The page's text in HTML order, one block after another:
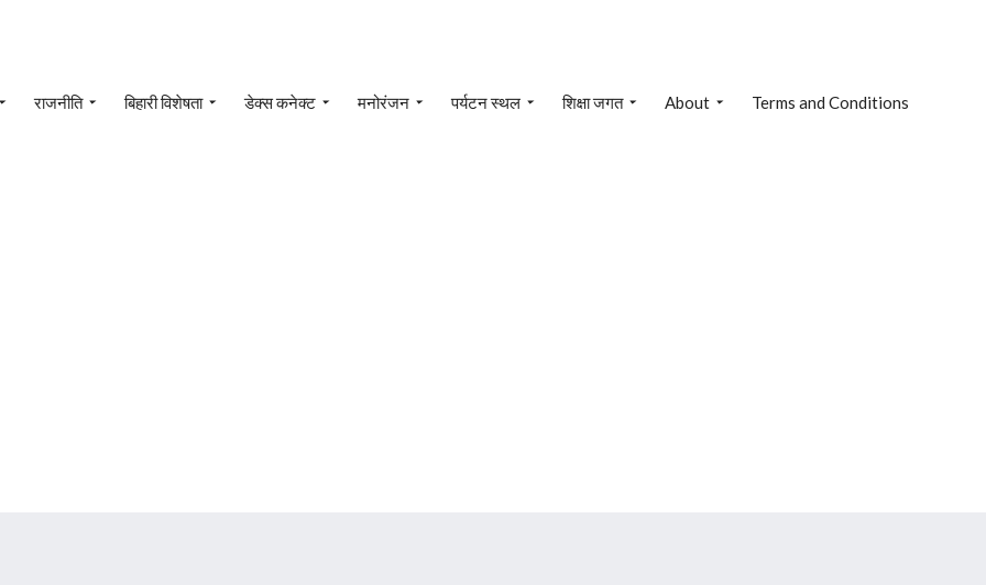
राजनीति बिहारी विशेषता डेक्स कनेक्ट मनोरंजन पर्यटन स्थल शिक्षा जगत About Terms and Conditions